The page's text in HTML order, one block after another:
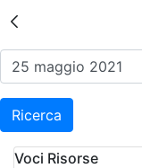
Risultati
Ricerca
Voci Risorse